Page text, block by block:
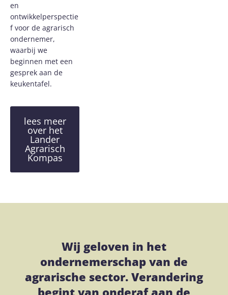
en
ontwikkelperspectie
f voor de agrarisch
ondernemer,
waarbij we
beginnen met een
gesprek aan de
keukentafel.
lees meer
over het
Lander
Agrarisch
Kompas
Wij geloven in het
ondernemerschap van de
agrarische sector. Verandering
begint van onderaf aan de